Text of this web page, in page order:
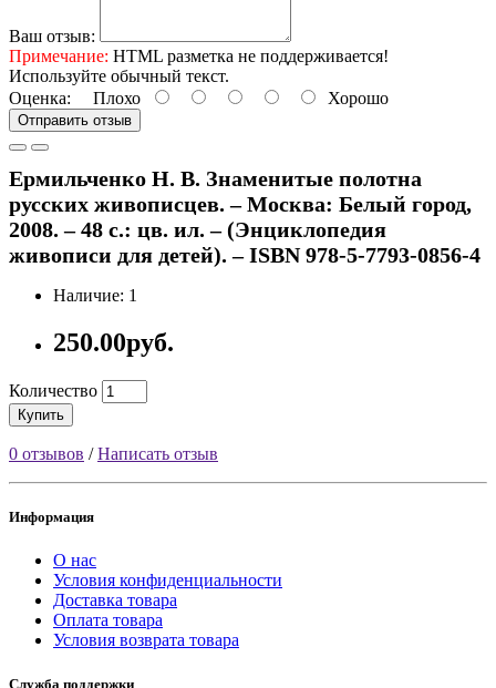
Ваш отзыв:
Примечание: HTML разметка не поддерживается!
Используйте обычный текст.
Оценка: Плохо Хорошо
Отправить отзыв
Ермильченко Н. В. Знаменитые полотна
русских живописцев. – Москва: Белый город,
2008. – 48 с.: цв. ил. – (Энциклопедия
живописи для детей). – ISBN 978-5-7793-0856-4
Наличие: 1
250.00руб.
Количество
Купить
0 отзывов /Написать отзыв
Информация
О нас
Условия конфиденциальности
Доставка товара
Оплата товара
Условия возврата товара
Служба поддержки